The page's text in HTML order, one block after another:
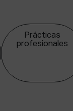
Prácticas
profesionales